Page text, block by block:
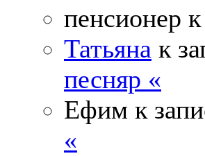
пенсионер
Татьяна к
песняр «
Ефим к
«